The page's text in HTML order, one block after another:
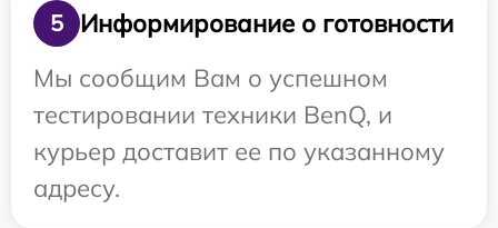
5
Информирование о готовности
Мы сообщим Вам о успешном
тестировании техники BenQ, и
курьер доставит ее по указанному
адресу.